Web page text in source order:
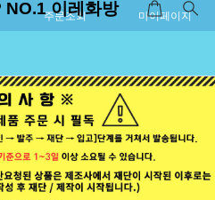
주문조회 마이페이지
NO.1 이레화방